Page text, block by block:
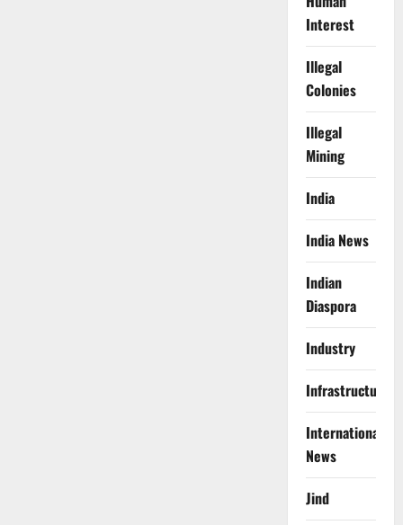
Interest
Illegal
Colonies
Illegal
Mining
India
India News
Indian
Diaspora
Industry
Infrastructure
International
News
Jind